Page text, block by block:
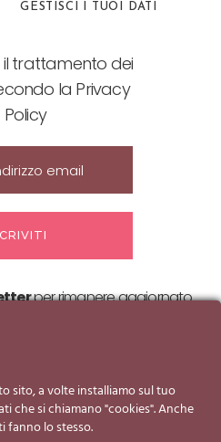
GESTISCI I TUOI DATI
trattamento dei
la Privacy
Policy
per rimanere aggiornato
sito, a volte installiamo sul tuo
che si chiamano "cookies". Anche
fanno lo stesso.